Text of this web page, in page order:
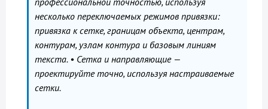
несколько переключаемых режимов привязки:
привязка к сетке, границам объекта, центрам,
контурам, узлам контура и базовым линиям
текста. • Сетка и направляющие —
проектируйте точно, используя настраиваемые
сетки.